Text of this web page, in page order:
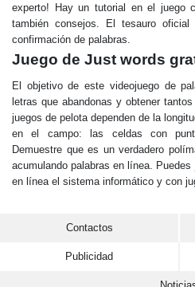
experto! Hay un tutorial en el juego
también consejos. El tesauro
confirmación de palabras.
Juego de Just words
El objetivo de este videojuego de
letras que abandonas y obtener
juegos de pelota dependen de la
en el campo: las celdas con
Demuestre que es un verdadero
acumulando palabras en línea.
en línea el sistema informático y con
Contactos
Publicidad